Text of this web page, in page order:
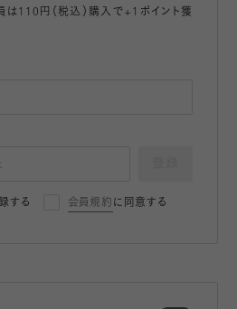
は110円（税込）購入で+1ポイント獲
する 会員規約 に同意する